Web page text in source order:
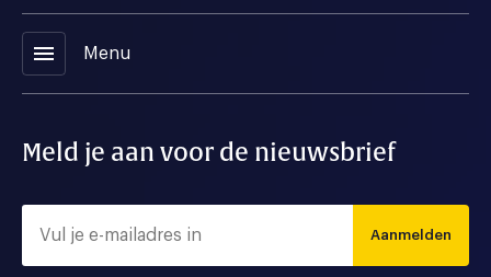
menu Menu
Meld je aan voor de nieuwsbrief
Aanmelden